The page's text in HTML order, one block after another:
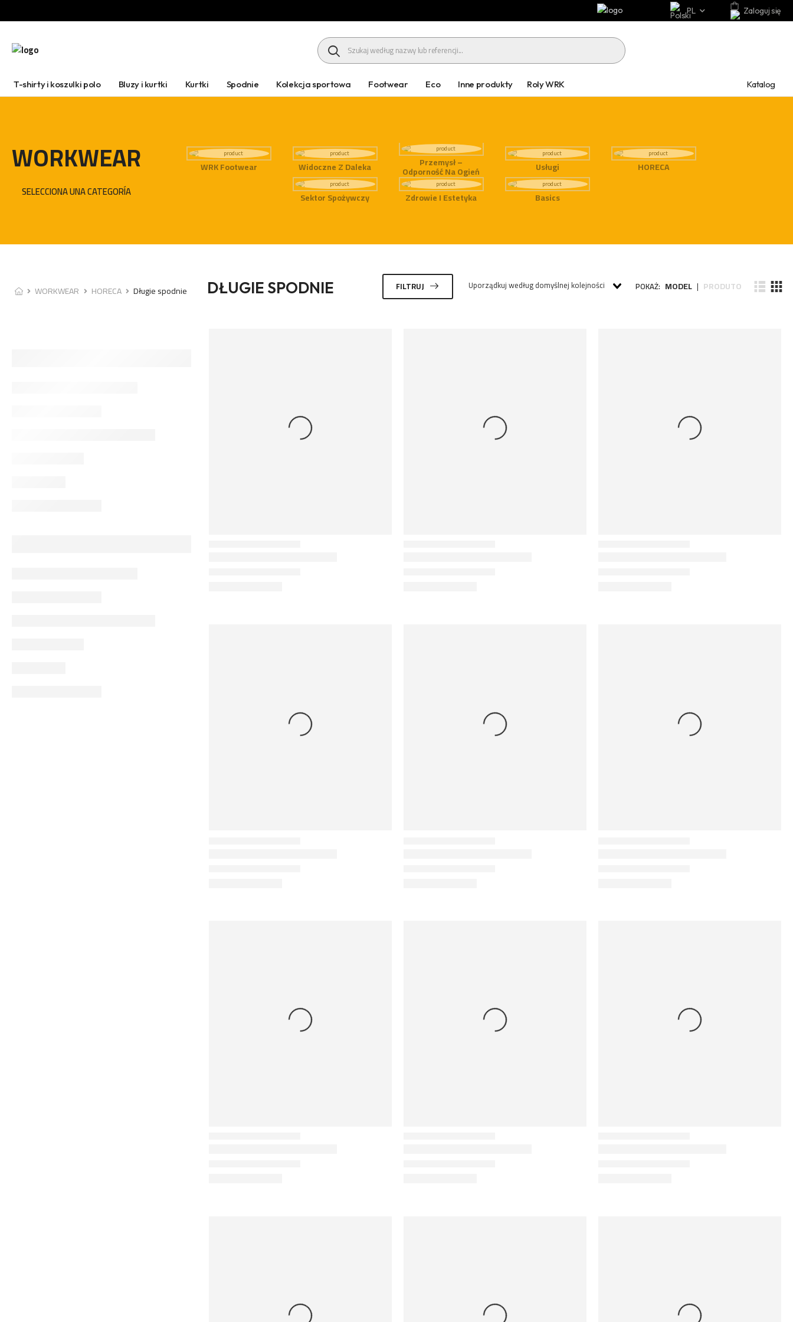
PL Zaloguj się
HEADER SEARCH BUTTON
T-shirty i koszulki polo Bluzy i kurtki Kurtki Spodnie Kolekcja sportowa Footwear Eco Inne produkty Roly WRK Katalog
WORKWEAR
SELECCIONA UNA CATEGORÍA
WRK Footwear Widoczne Z Daleka Przemysł –
Odporność Na Ogień Usługi
HORECA
Sektor Spożywczy
Zdrowie I Estetyka Basics
WORKWEAR HORECA Długie spodnie DŁUGIE SPODNIE FILTRUJ Uporządkuj według domyślnej kolejności POKAŻ: MODEL | PRODUTO